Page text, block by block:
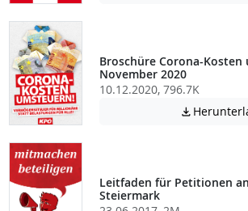
Broschüre Corona-Kosten
November 2020
10.12.2020, 796.7K

Leitfaden für Petitionen
Steiermark